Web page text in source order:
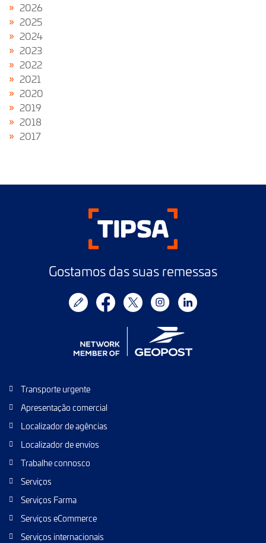
2026
2025
2024
2023
2022
2021
2020
2019
2018
2017
Gostamos das suas remessas
Transporte urgente
Apresentação comercial
Localizador de agências
Localizador de envíos
Trabalhe connosco
Serviços
Serviços Farma
Serviços eCommerce
Serviços internacionais